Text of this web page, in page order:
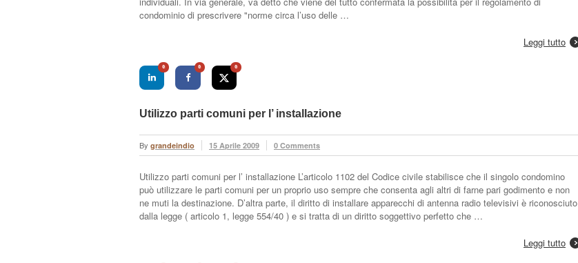
condominio di prescrivere "norme circa l’uso delle …
Leggi tutto
0 0 0
Utilizzo parti comuni per l’ installazione
By grandeindio 15 Aprile 2009 0 Comments
Utilizzo parti comuni per l’ installazione L’articolo 1102 del Codice civile stabilisce che il singolo condomino
può utilizzare le parti comuni per un proprio uso sempre che consenta agli altri di farne pari godimento e non
ne muti la destinazione. D’altra parte, il diritto di installare apparecchi di antenna radio televisivi è riconosciuto
dalla legge ( articolo 1, legge 554/40 ) e si tratta di un diritto soggettivo perfetto che …
Leggi tutto